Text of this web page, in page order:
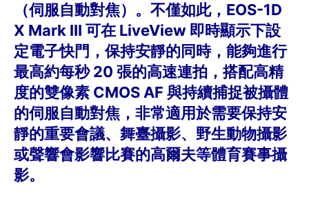
（伺服自動對焦）。不僅如此，EOS-1D
X Mark III 可在 LiveView 即時顯示下設
定電子快門，保持安靜的同時，能夠進行
最高約每秒 20 張的高速連拍，搭配高精
度的雙像素 CMOS AF 與持續捕捉被攝體
的伺服自動對焦，非常適用於需要保持安
靜的重要會議、舞臺攝影、野生動物攝影
或聲響會影響比賽的高爾夫等體育賽事攝
影。